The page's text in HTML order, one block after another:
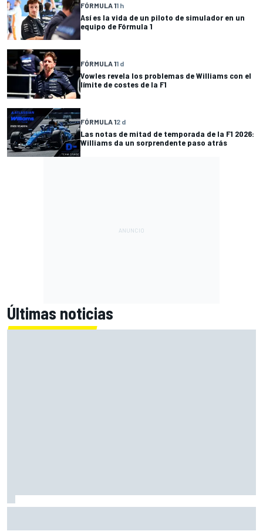
FÓRMULA 11 h
Así es la vida de un piloto de simulador en un
equipo de Fórmula 1
FÓRMULA 11 d
Vowles revela los problemas de Williams con el
límite de costes de la F1
FÓRMULA 12 d
Las notas de mitad de temporada de la F1 2026:
Williams da un sorprendente paso atrás
Últimas noticias